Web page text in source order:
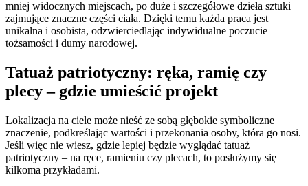
mniej widocznych miejscach, po duże i szczegółowe dzieła sztuki
zajmujące znaczne części ciała. Dzięki temu każda praca jest
unikalna i osobista, odzwierciedlając indywidualne poczucie
tożsamości i dumy narodowej.
Tatuaż patriotyczny: ręka, ramię czy
plecy – gdzie umieścić projekt
Lokalizacja na ciele może nieść ze sobą głębokie symboliczne
znaczenie, podkreślając wartości i przekonania osoby, która go nosi.
Jeśli więc nie wiesz, gdzie lepiej będzie wyglądać tatuaż
patriotyczny – na ręce, ramieniu czy plecach, to posłużymy się
kilkoma przykładami.